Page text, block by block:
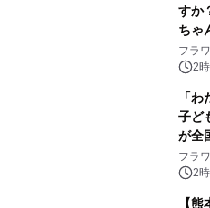
すか
ちゃ
フラ
2
「
子ど
が全
フラ
2
【